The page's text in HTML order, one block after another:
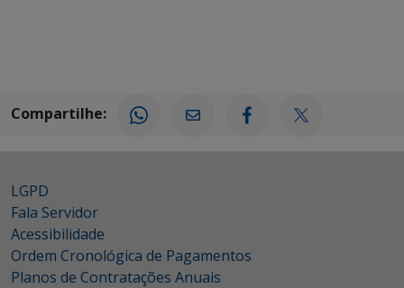
Compartilhe:
LGPD
Fala Servidor
Acessibilidade
Ordem Cronológica de Pagamentos
Planos de Contratações Anuais